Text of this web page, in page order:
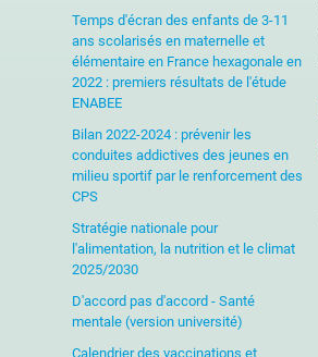
Temps d'écran des enfants de 3-11
ans scolarisés en maternelle et
élémentaire en France hexagonale en
2022 : premiers résultats de l'étude
ENABEE
Bilan 2022-2024 : prévenir les
conduites addictives des jeunes en
milieu sportif par le renforcement des
CPS
Stratégie nationale pour
l'alimentation, la nutrition et le climat
2025/2030
D'accord pas d'accord - Santé
mentale (version université)
Calendrier des vaccinations et